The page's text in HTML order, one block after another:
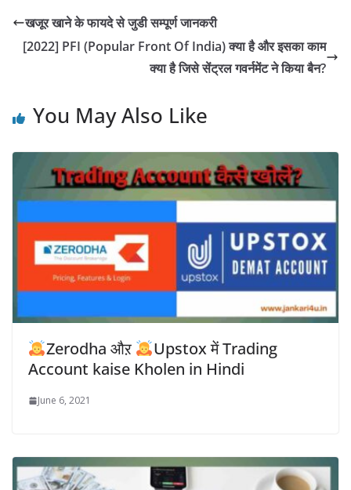
खजूर खाने के फायदे से जुडी सम्पूर्ण जानकरी
[2022] PFI (Popular Front Of India) क्या है और इसका काम
क्या है जिसे सेंट्रल गवर्नमेंट ने किया बैन?
You May Also Like
Zerodha औऱ
Upstox में Trading
Account kaise Kholen in Hindi
June 6, 2021